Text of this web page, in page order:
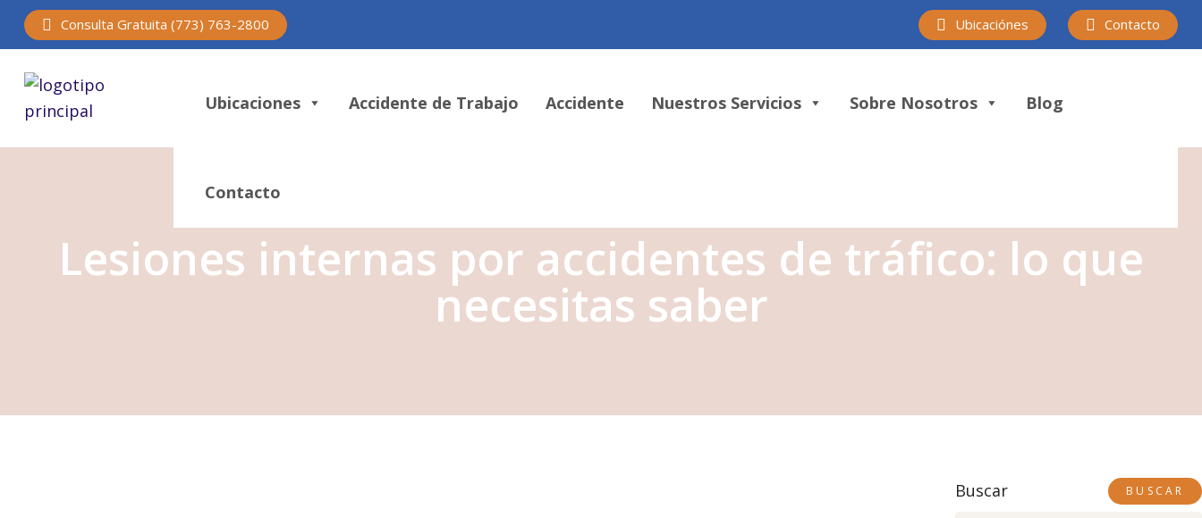
Consulta Gratuita (773) 763-2800 Ubicaciónes Contacto
Ubicaciones Accidente de Trabajo Accidente Nuestros Servicios Sobre Nosotros Blog
Contacto
Lesiones internas por accidentes de tráfico: lo que
necesitas saber
Buscar BUSCAR